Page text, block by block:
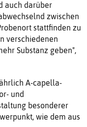
auch darüber
zwischen
stattfinden zu
verschiedenen
Substanz geben",
A-capella-
und
besonderer
wie dem aus